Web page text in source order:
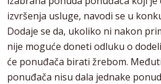
izvršenja usluge, navodi se u
Dodaje se da, ukoliko ni nakon
nije moguće doneti odluku o
će ponuđača birati žrebom.
ponuđača nisu dala jednake